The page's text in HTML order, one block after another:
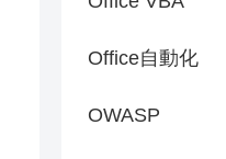
Office自動化
OWASP